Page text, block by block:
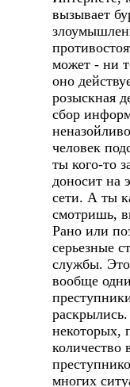
вызывает
может - ни
оно
розыскная
сбор
человек
ты кого-то
доносит на
сети. А ты
смотришь,
Рано или
серьезные
службы. Это
вообще
некоторых,
количество
многих